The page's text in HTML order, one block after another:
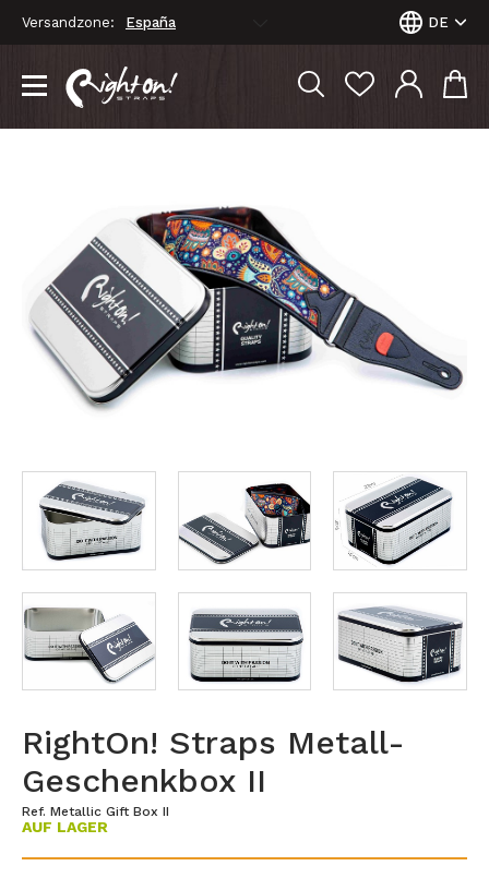
Versandzone: DE
RightOn! Straps Metall-
Geschenkbox II
Ref. Metallic Gift Box II
AUF LAGER